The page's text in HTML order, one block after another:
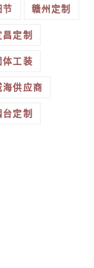
节 赣州定制
昌定制
体工装
海供应商
台定制